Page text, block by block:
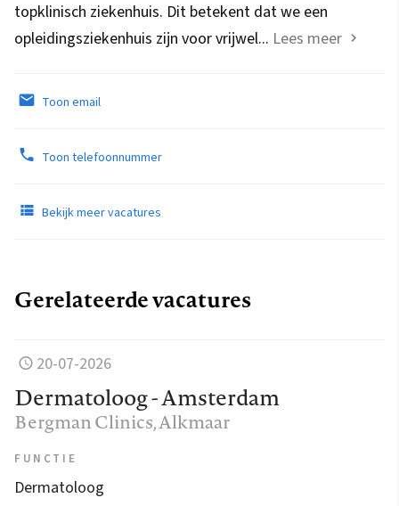
topklinisch ziekenhuis. Dit betekent dat we een
opleidingsziekenhuis zijn voor vrijwel... Lees meer
Toon email
Toon telefoonnummer
Bekijk meer vacatures
Gerelateerde vacatures
20-07-2026
Dermatoloog - Amsterdam
Bergman Clinics, Alkmaar
FUNCTIE
Dermatoloog